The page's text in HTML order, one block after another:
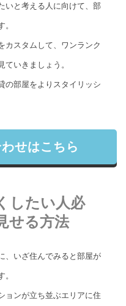
いと考える人に向けて、部
カスタムして、ワンランク
ていきましょう。
の部屋をよりスタイリッシ
せはこちら
したい人必
せる方法
、いざ住んでみると部屋が
ョンが立ち並ぶエリアに住